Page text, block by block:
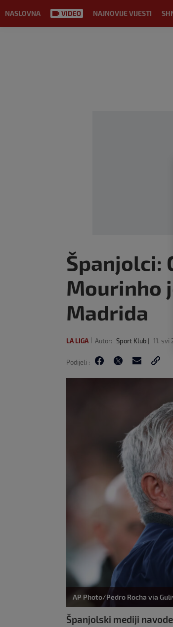
NASLOVNA NAJNOVIJE VIJESTI
Španjolci:
Mourinho
Madrida
LA LIGA Autor: Sport Klub 11. svi
Podijeli :
AP Photo/Pedro Rocha via
Španjolski mediji